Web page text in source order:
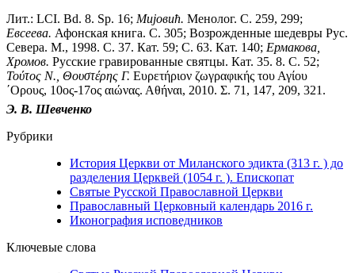
Лит.: LCI. Bd. 8. Sp. 16; Миjовић. Менолог. С. 259, 299;
Евсеева. Афонская книга. С. 305; Возрожденные шедевры Рус.
Севера. М., 1998. С. 37. Кат. 59; С. 63. Кат. 140; Ермакова,
Хромов. Русские гравированные святцы. Кат. 35. 8. С. 52;
Τούτος Ν., Θουστέρης Γ. Ευρετήριον ζωγραφικής του Αγίου
´Ορους, 10ος-17ος αιώνας. Αθήναι, 2010. Σ. 71, 147, 209, 321.
Э. В. Шевченко
Рубрики
История Церкви от Миланского эдикта (313 г. ) до
разделения Церквей (1054 г. ). Епископат
Святые Русской Православной Церкви
Православный Церковный календарь 2016 г.
Иконография исповедников
Ключевые слова